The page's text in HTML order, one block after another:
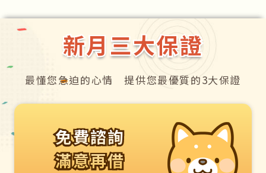
新月三大保證
新月三大保證
最懂您急迫的心情 提供您最優質的3大保證
免費諮詢
滿意再借
免費諮詢
滿意再借